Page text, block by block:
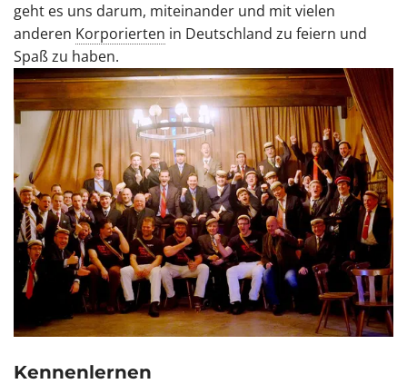
geht es uns darum, miteinander und mit vielen
anderen Korporierten in Deutschland zu feiern und
Spaß zu haben.
Kennenlernen